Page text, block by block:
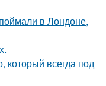
в Лондоне,
который всегда под